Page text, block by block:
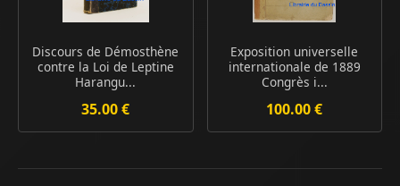
Discours de Démosthène
contre la Loi de Leptine
Harangu...
35.00 €
Exposition universelle
internationale de 1889
Congrès i...
100.00 €